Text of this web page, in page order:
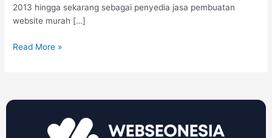
2013 hingga sekarang sebagai penyedia jasa pembuatan
website murah […]
Read More »